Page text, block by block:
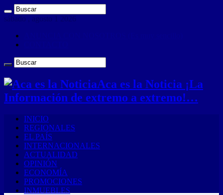
sábado , agosto 1 2026
Aca es la Noticia ¡La
Información de extremo a extremo!…
INICIO
REGIONALES
EL PAÍS
INTERNACIONALES
ACTUALIDAD
OPINIÓN
ECONOMÍA
PROMOCIONES
INMUEBLES